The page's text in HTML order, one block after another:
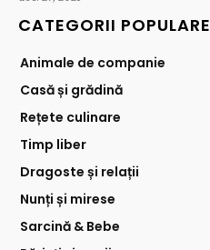
CATEGORII POPULARE
Animale de companie
Casă și grădină
Rețete culinare
Timp liber
Dragoste și relații
Nunți și mirese
Sarcină & Bebe